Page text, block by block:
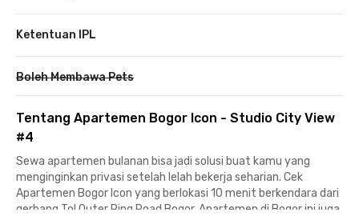
Ketentuan IPL
Boleh Membawa Pets
Tentang Apartemen Bogor Icon - Studio City View
#4
Sewa apartemen bulanan bisa jadi solusi buat kamu yang
menginginkan privasi setelah lelah bekerja seharian. Cek
Apartemen Bogor Icon yang berlokasi 10 menit berkendara dari
gerbang Tol Outer Ring Road Bogor. Apartemen di Bogor ini juga